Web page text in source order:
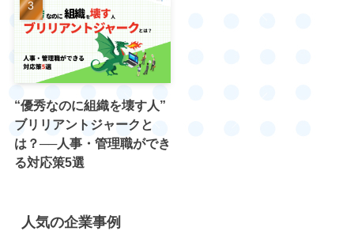
“優秀なのに組織を壊す人”
ブリリアントジャークと
は？──人事・管理職ができ
る対応策5選
人気の企業事例